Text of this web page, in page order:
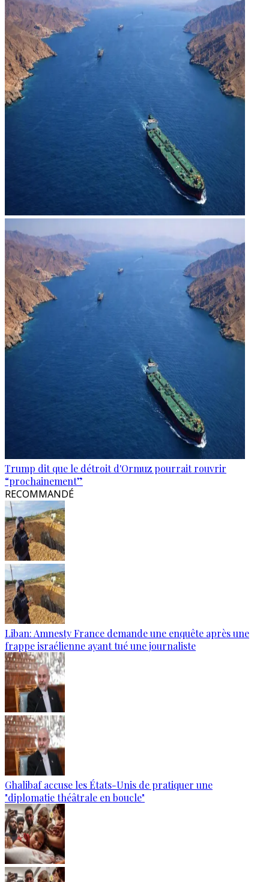
Trump dit que le détroit d'Ormuz pourrait rouvrir
“prochainement”
RECOMMANDÉ
Liban: Amnesty France demande une enquête après une
frappe israélienne ayant tué une journaliste
Ghalibaf accuse les États-Unis de pratiquer une
"diplomatie théâtrale en boucle"